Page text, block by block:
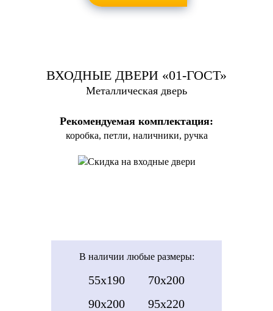
ВХОДНЫЕ ДВЕРИ «01-ГОСТ»
Металлическая дверь
Рекомендуемая комплектация:
коробка, петли, наличники, ручка
В наличии любые размеры:
55x190
70x200
90x200
95x220